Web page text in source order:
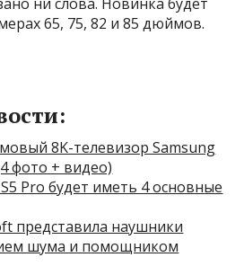
65, 75, 82 и 85 дюймов.
8K-телевизор Samsung
фото + видео)
Pro будет иметь 4 основные
представила наушники
шума и помощником